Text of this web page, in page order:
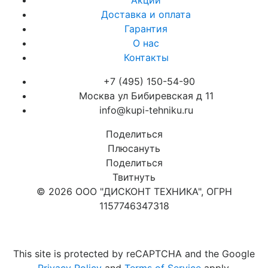
Доставка и оплата
Гарантия
О нас
Контакты
+7 (495) 150-54-90
Москва ул Бибиревская д 11
info@kupi-tehniku.ru
Поделиться
Плюсануть
Поделиться
Твитнуть
© 2026 ООО "ДИСКОНТ ТЕХНИКА", ОГРН
1157746347318
This site is protected by reCAPTCHA and the Google